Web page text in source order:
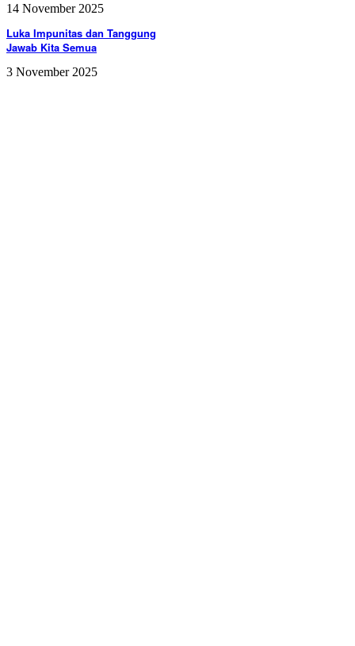
14 November 2025
Luka Impunitas dan Tanggung
Jawab Kita Semua
3 November 2025